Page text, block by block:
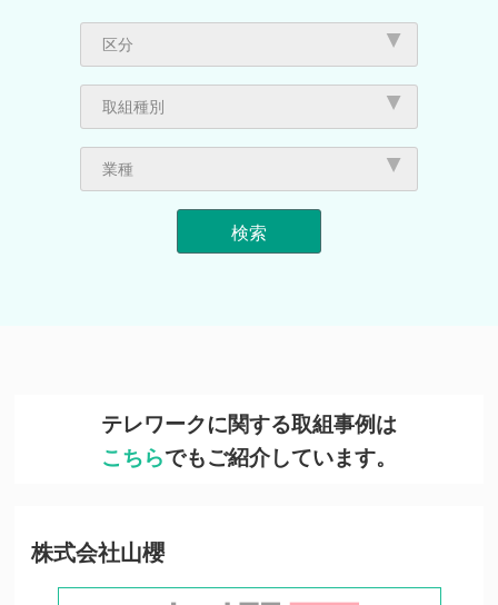
区分
私と時差Biz
「新しい日常」における働き方
「スムーズビズ推進大賞」受賞企業・時差
Biz推進賞
インタビュー
取組事例
体験記
取組種別
人の流れ（テレワーク・時差出勤等）
物の流れ
普及啓発
業種
電気・ガス・熱供給・水道業
情報通信業
運輸業,郵便業
卸売業,小売業
金融業,保険業
不動産業,物品賃貸業
学術研究,専門・技術サービス業
生活関連サービス業,娯楽業
教育,学習支援業
サービス業（他に分類されないもの）
テレワークに関する取組事例は
こちらでもご紹介しています。
株式会社山櫻